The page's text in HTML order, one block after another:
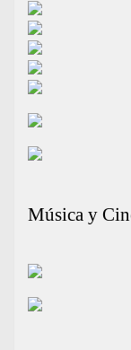
Música y